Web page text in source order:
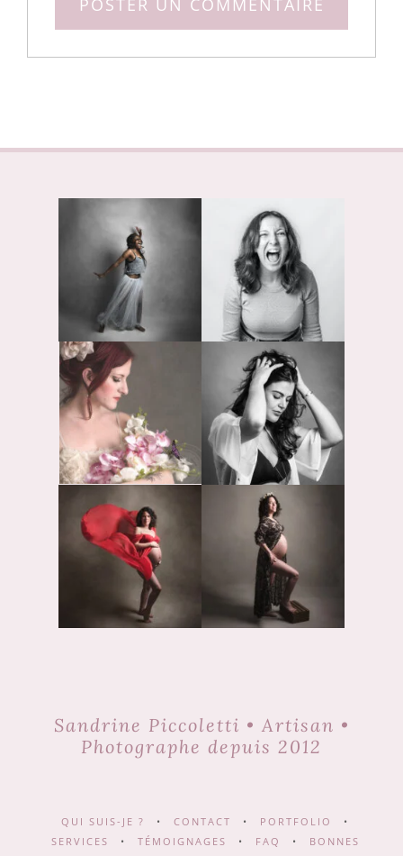
Sandrine Piccoletti • Artisan •
Photographe depuis 2012
QUI SUIS-JE ? • CONTACT • PORTFOLIO
•
SERVICES
• TÉMOIGNAGES • FAQ •
BONNES